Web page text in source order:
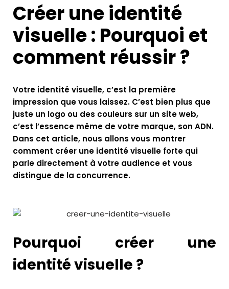
Créer une identité
visuelle : Pourquoi et
comment réussir ?
Votre identité visuelle, c’est la première
impression que vous laissez. C’est bien plus que
juste un logo ou des couleurs sur un site web,
c’est l’essence même de votre marque, son ADN.
Dans cet article, nous allons vous montrer
comment créer une identité visuelle forte qui
parle directement à votre audience et vous
distingue de la concurrence.
Pourquoi créer une
identité visuelle ?